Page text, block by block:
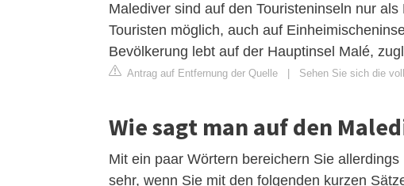
Malediver sind auf den Touristeninseln nur
Touristen möglich, auch auf
Bevölkerung lebt auf der Hauptinsel Malé,
Antrag auf Entfernung der Quelle Sehen Sie sich die
Wie sagt man auf den
Mit ein paar Wörtern bereichern Sie
sehr, wenn Sie mit den folgenden kurzen